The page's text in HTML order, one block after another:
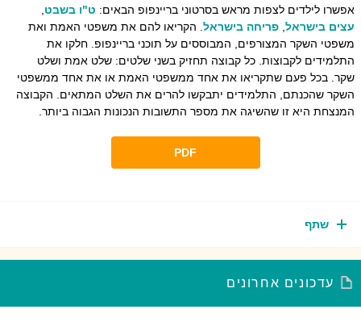
לילדים לצפות מראש בסרטוני בריינפופ הבאים:ט"ו בשבט,
בישראל,פריחה בישראל. הקריאו להם את משפטי האמת ואת
השקר המצורפים, המבוססים על תוכני בריינפופ. חלקו את
לקבוצות. כל קבוצה תחזיק בשני שלטים: שלט אמת ושלט
בכל פעם שתקריאו את אחד ממשפטי האמת או את אחד ממשפטי
שהכנתם, התלמידים יתבקשו להרים את השלט המתאים. הקבוצה
היא זו שהשיגה את מספר התשובות הנכונות הגבוה ביותר.
PDF
שתף
עדכונים אחרונים